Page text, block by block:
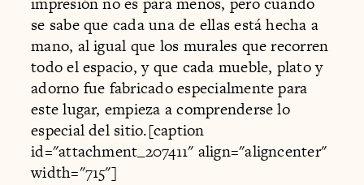
se sabe que cada una de ellas está hecha a
mano, al igual que los murales que recorren
todo el espacio, y que cada mueble, plato y
adorno fue fabricado especialmente para
este lugar, empieza a comprenderse lo
especial del sitio.[caption
id="attachment_207411" align="aligncenter"
width="715"]